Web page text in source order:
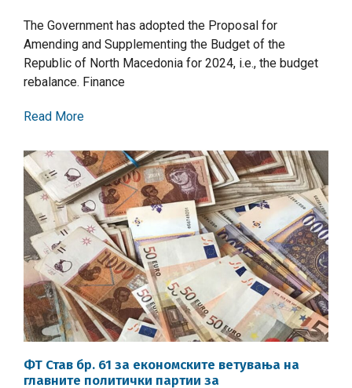
The Government has adopted the Proposal for
Amending and Supplementing the Budget of the
Republic of North Macedonia for 2024, i.e., the budget
rebalance. Finance
Read More
ФТ Став бр. 61 за економските ветувања на
главните политички партии за